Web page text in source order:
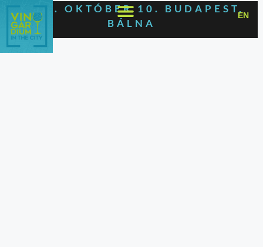
EN
2026. OKTÓBER 10. BUDAPEST,
BÁLNA